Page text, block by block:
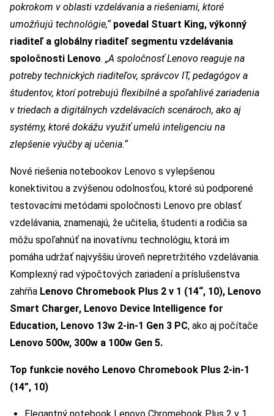
pokrokom v oblasti vzdelávania a riešeniami, ktoré
umožňujú technológie,“ povedal Stuart King, výkonný
riaditeľ a globálny riaditeľ segmentu vzdelávania
spoločnosti Lenovo. „A spoločnosť Lenovo reaguje na
potreby technických riaditeľov, správcov IT, pedagógov a
študentov, ktorí potrebujú flexibilné a spoľahlivé zariadenia
v triedach a digitálnych vzdelávacích scenároch, ako aj
systémy, ktoré dokážu využiť umelú inteligenciu na
zlepšenie výučby aj učenia.“
Nové riešenia notebookov Lenovo s vylepšenou
konektivitou a zvýšenou odolnosťou, ktoré sú podporené
testovacími metódami spoločnosti Lenovo pre oblasť
vzdelávania, znamenajú, že učitelia, študenti a rodičia sa
môžu spoľahnúť na inovatívnu technológiu, ktorá im
pomáha udržať najvyššiu úroveň nepretržitého vzdelávania.
Komplexný rad výpočtových zariadení a príslušenstva
zahŕňa Lenovo Chromebook Plus 2 v 1 (14“, 10), Lenovo
Smart Charger, Lenovo Device Intelligence for
Education, Lenovo 13w 2-in-1 Gen 3 PC, ako aj počítače
Lenovo 500w, 300w a 100w Gen 5.
Top funkcie nového Lenovo Chromebook Plus 2-in-1
(14”, 10)
Elegantný notebook Lenovo Chromebook Plus 2 v 1